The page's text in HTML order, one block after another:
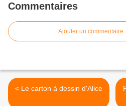
Commentaires
Ajouter un commentaire
< Le carton à dessin d'Alice